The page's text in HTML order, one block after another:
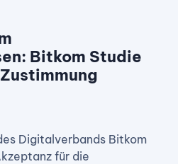
Bitkom Studie
Digitalverbands Bitkom
für die